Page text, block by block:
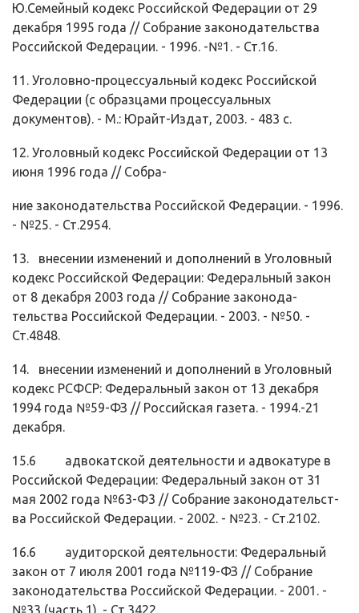
Ю.Семейный кодекс Российской Федерации от 29
декабря 1995 года // Соб­рание законодательства
Российской Федерации. - 1996. -№1. - Ст.16.
11. Уголовно-процессуальный кодекс Российской
Федерации (с образцами процессуальных
документов). - М.: Юрайт-Издат, 2003. - 483 с.
12. Уголовный кодекс Российской Федерации от 13
июня 1996 года // Собра-
ние законодательства Российской Федерации. - 1996.
- №25. - Ст.2954.
13. внесении изменений и дополнений в Уголовный
кодекс Российской Фе­дерации: Федеральный закон
от 8 декабря 2003 года // Собрание законода­
тельства Российской Федерации. - 2003. - №50. -
Ст.4848.
14. внесении изменений и дополнений в Уголовный
кодекс РСФСР: Феде­ральный закон от 13 декабря
1994 года №59-ФЗ // Российская газета. - 1994.-21
декабря.
15.6 адвокатской деятельности и адвокатуре в
Российской Федерации: Фе­деральный закон от 31
мая 2002 года №63-Ф3 // Собрание законодательст­
ва Российской Федерации. - 2002. - №23. - Ст.2102.
16.6 аудиторской деятельности: Федеральный
закон от 7 июля 2001 года №119-ФЗ // Собрание
законодательства Российской Федерации. - 2001. -
№33 (часть 1). - Ст.3422.